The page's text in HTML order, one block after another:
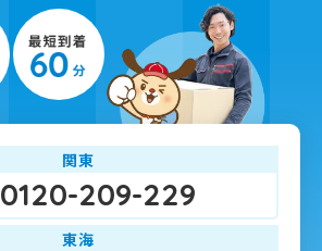
関東
0120-209-229
東海